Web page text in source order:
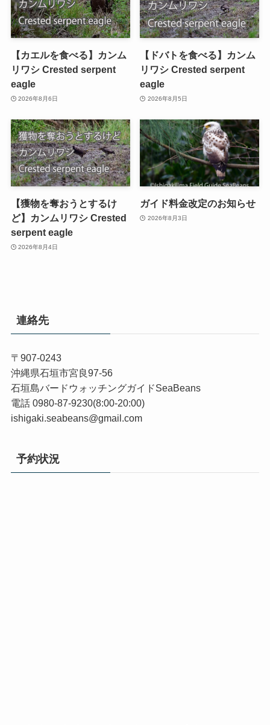
【カエルを食べる】カンム
リワシ Crested serpent
eagle
2026年8月6日
【ドバトを食べる】カンム
リワシ Crested serpent
eagle
2026年8月5日
【獲物を奪おうとするけ
ど】カンムリワシ Crested
serpent eagle
2026年8月4日
ガイド料金改定のお知らせ
2026年8月3日
連絡先
〒907-0243
沖縄県石垣市宮良97-56
石垣島バードウォッチングガイドSeaBeans
電話 0980-87-9230(8:00-20:00)
ishigaki.seabeans@gmail.com
予約状況